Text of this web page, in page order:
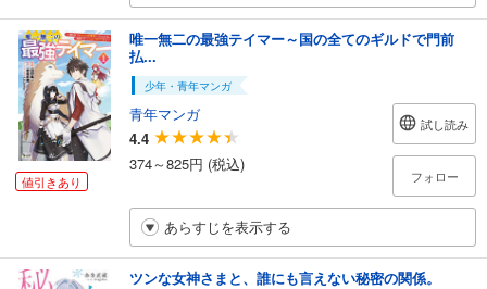
値引きあり
唯一無二の最強テイマー～国の全てのギルドで門前
払...
少年・青年マンガ
青年マンガ
4.4
374～825円 (税込)
試し読み
フォロー
あらすじを表示する
ツンな女神さまと、誰にも言えない秘密の関係。